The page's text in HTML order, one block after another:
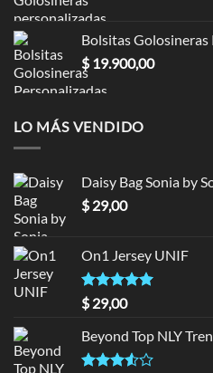
Bolsitas Golosineras
$19.900,00
LO MÁS VENDIDO
Daisy Bag Sonia by
$29,00
On1 Jersey UNIF
Valorado en
5.00
de 5
$29,00
Beyond Top NLY